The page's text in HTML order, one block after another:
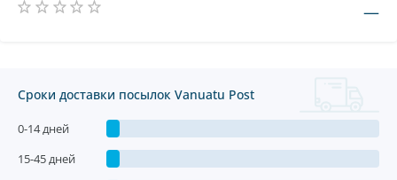
—
Сроки доставки посылок Vanuatu Post
0-14 дней
15-45 дней